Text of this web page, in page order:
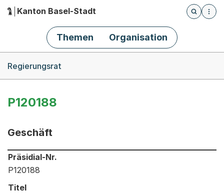
Hauptnavigation
Kanton Basel-Stadt
Öffnet
Themen Organisation
Regierungsrat
P120188
Geschäft
Informationen zum Ausgewählten Geschäft
Präsidial-Nr.
P120188
Titel